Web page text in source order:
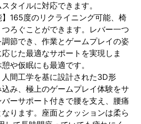
タイルに対応できます。
】165度のリクライニング可能、椅
ろぐことができます。レバー一つ
節でき、作業とゲームプレイの姿
じた最適なサポートを実現しま
や仮眠にも最適です。
人間工学を基に設計された3D形
み、極上のゲームプレイ体験をサ
ーサポート付きで腰を支え、腰痛
ります。座面とクッションは柔ら